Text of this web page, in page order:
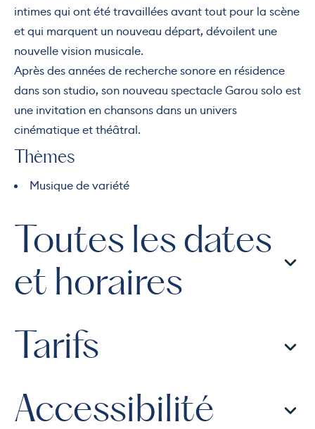
intimes qui ont été travaillées avant tout pour la scène
et qui marquent un nouveau départ, dévoilent une
nouvelle vision musicale.
Après des années de recherche sonore en résidence
dans son studio, son nouveau spectacle Garou solo est
une invitation en chansons dans un univers
cinématique et théâtral.
Thèmes
Musique de variété
Toutes les dates
et horaires
Tarifs
Accessibilité